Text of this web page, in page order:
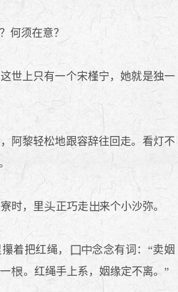
何须在意？
世上只有一个宋槿宁，她就是独一
阿黎轻松地跟容辞往回走。看灯不
时，里 正巧走 来个小沙弥。
着把红绳，
念念有词：“卖姻
一 。红绳手上系，姻缘定不离。”